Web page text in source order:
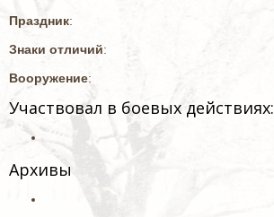
Праздник:
Знаки отличий:
Вооружение:
Участвовал в боевых действиях:
Архивы